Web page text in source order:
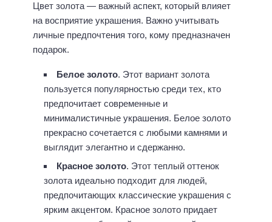
Цвет золота — важный аспект, который влияет
на восприятие украшения. Важно учитывать
личные предпочтения того, кому предназначен
подарок.
Белое золото. Этот вариант золота
пользуется популярностью среди тех, кто
предпочитает современные и
минималистичные украшения. Белое золото
прекрасно сочетается с любыми камнями и
выглядит элегантно и сдержанно.
Красное золото. Этот теплый оттенок
золота идеально подходит для людей,
предпочитающих классические украшения с
ярким акцентом. Красное золото придает